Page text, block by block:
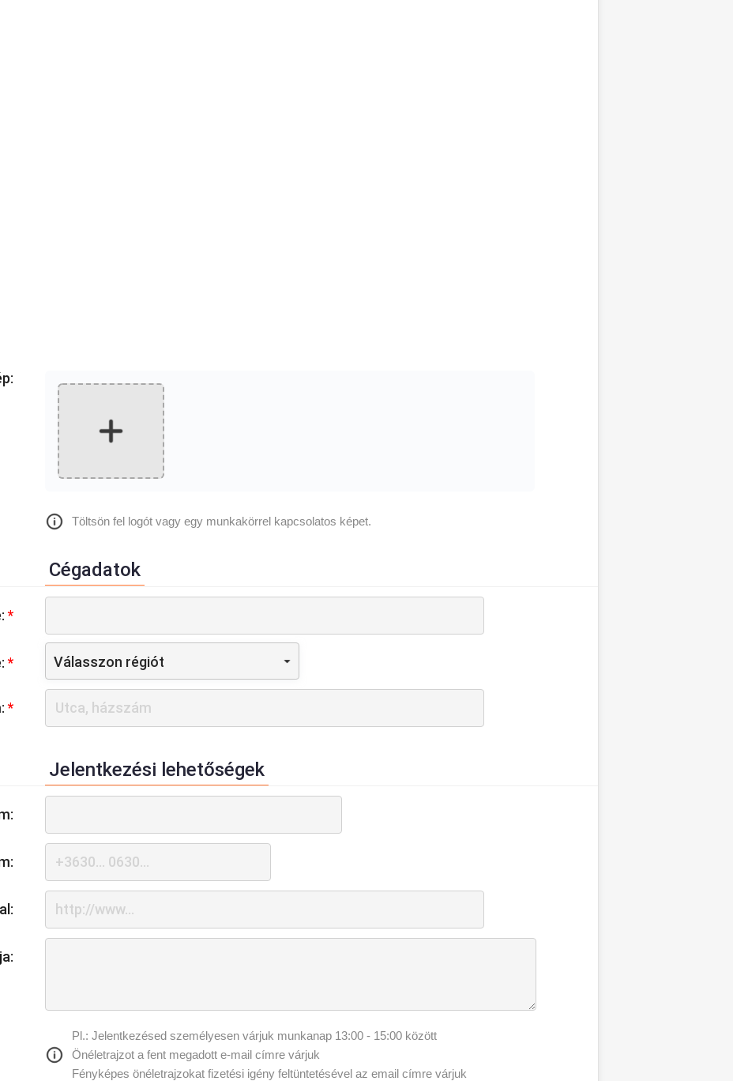
Töltsön fel logót vagy egy munkakörrel kapcsolatos képet.
Cégadatok
*
* Válasszon régiót
*
Jelentkezési lehetőségek
Pl.: Jelentkezésed személyesen várjuk munkanap 13:00 - 15:00 között
Önéletrajzot a fent megadott e-mail címre várjuk
Fényképes önéletrajzokat fizetési igény feltüntetésével az email címre várjuk